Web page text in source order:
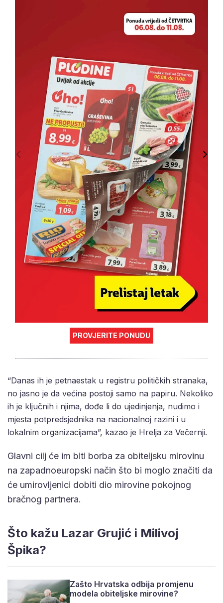
PROVJERITE PONUDU
“Danas ih je petnaestak u registru političkih stranaka,
no jasno je da većina postoji samo na papiru. Nekoliko
ih je ključnih i njima, dođe li do ujedinjenja, nudimo i
mjesta potpredsjednika na nacionalnoj razini i u
lokalnim organizacijama”, kazao je Hrelja za Večernji.
Glavni cilj će im biti borba za obiteljsku mirovinu
na zapadnoeuropski način što bi moglo značiti da
će umirovljenici dobiti dio mirovine pokojnog
bračnog partnera.
Što kažu Lazar Grujić i Milivoj
Špika?
Zašto Hrvatska odbija promjenu
modela obiteljske mirovine?